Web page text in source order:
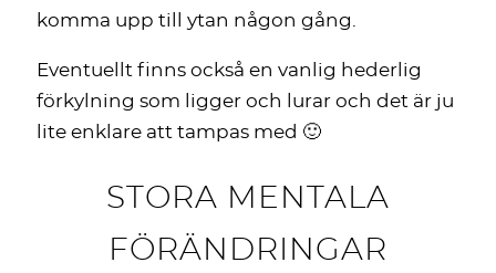
komma upp till ytan någon gång.
Eventuellt finns också en vanlig hederlig
förkylning som ligger och lurar och det är ju
lite enklare att tampas med 🙂
STORA MENTALA
FÖRÄNDRINGAR